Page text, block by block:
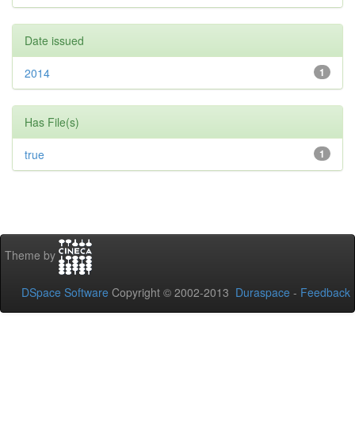
Date issued
1
2014
Has File(s)
1
true
Theme by
DSpace Software Copyright © 2002-2013 Duraspace - Feedback